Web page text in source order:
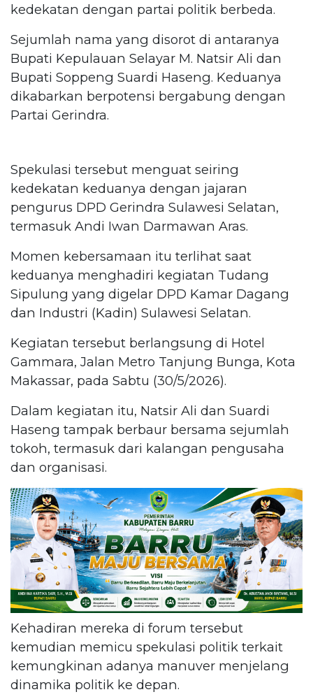
kedekatan dengan partai politik berbeda.
Sejumlah nama yang disorot di antaranya
Bupati Kepulauan Selayar M. Natsir Ali dan
Bupati Soppeng Suardi Haseng. Keduanya
dikabarkan berpotensi bergabung dengan
Partai Gerindra.
Spekulasi tersebut menguat seiring
kedekatan keduanya dengan jajaran
pengurus DPD Gerindra Sulawesi Selatan,
termasuk Andi Iwan Darmawan Aras.
Momen kebersamaan itu terlihat saat
keduanya menghadiri kegiatan Tudang
Sipulung yang digelar DPD Kamar Dagang
dan Industri (Kadin) Sulawesi Selatan.
Kegiatan tersebut berlangsung di Hotel
Gammara, Jalan Metro Tanjung Bunga, Kota
Makassar, pada Sabtu (30/5/2026).
Dalam kegiatan itu, Natsir Ali dan Suardi
Haseng tampak berbaur bersama sejumlah
tokoh, termasuk dari kalangan pengusaha
dan organisasi.
Kehadiran mereka di forum tersebut
kemudian memicu spekulasi politik terkait
kemungkinan adanya manuver menjelang
dinamika politik ke depan.